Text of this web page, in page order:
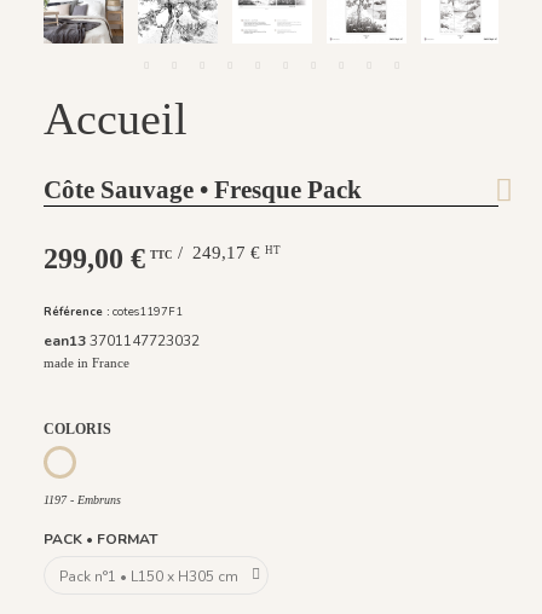
Accueil
Côte Sauvage • Fresque Pack
299,00 € TTC / 249,17 € HT
Référence : cotes1197F1
ean133701147723032
made in France
COLORIS
1197 - Embruns
1197 - Embruns
PACK • FORMAT